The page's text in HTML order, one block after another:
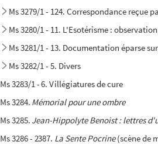
Ms 3279/1 - 124. Correspondance reçue
Ms 3280/1 - 11. L'Esotérisme :
Ms 3281/1 - 13. Documentation éparse
Ms 3282/1 - 5. Divers
Ms 3283/1 - 6. Villégiatures de cure
Ms 3284. Mémorial pour une ombre
Ms 3285. Jean-Hippolyte Benoist : lettres
Ms 3286 - 2387. La Sente Pocrine(scène de